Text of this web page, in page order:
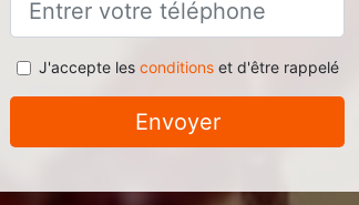
J'accepte les conditionset d'être rappelé
Envoyer